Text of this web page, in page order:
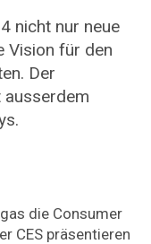
nicht nur neue
Vision für den
Der
die Consumer
CES präsentieren